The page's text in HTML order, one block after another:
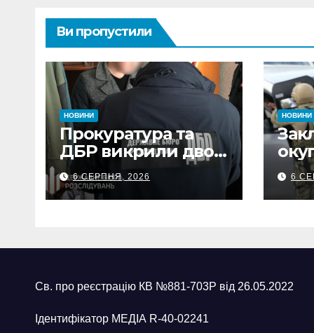
Ви пропустили
НОВИНИ
Прокуратура та
ДБР викрили двох
посадовців ДПС
Сумщини на
вимаганні
6 СЕРПНЯ, 2026
НОВИНИ
та
6
Св. про реєстрацію КВ №881-703Р від 26.05.2022
Ідентифікатор МЕДІА R-40-02241